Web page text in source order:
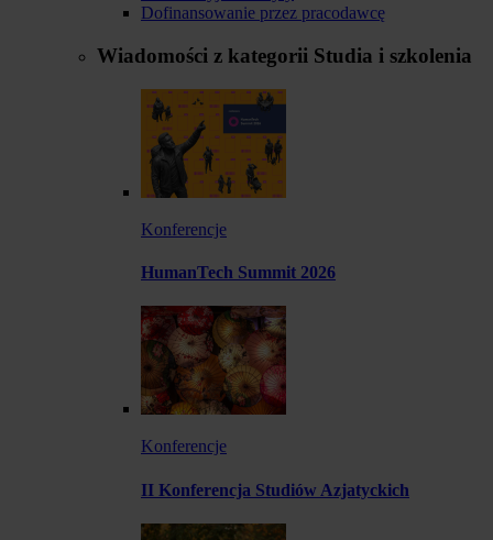
Dofinansowanie przez pracodawcę
Wiadomości z kategorii Studia i szkolenia
Konferencje
HumanTech Summit 2026
Konferencje
II Konferencja Studiów Azjatyckich